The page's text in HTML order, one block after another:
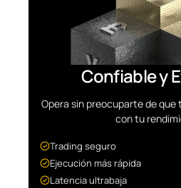
Confiable y
Opera sin preocuparte de
con tu
Trading seguro
Ejecución más rápida
Latencia ultrabaja